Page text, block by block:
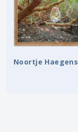
Noortje Haegens